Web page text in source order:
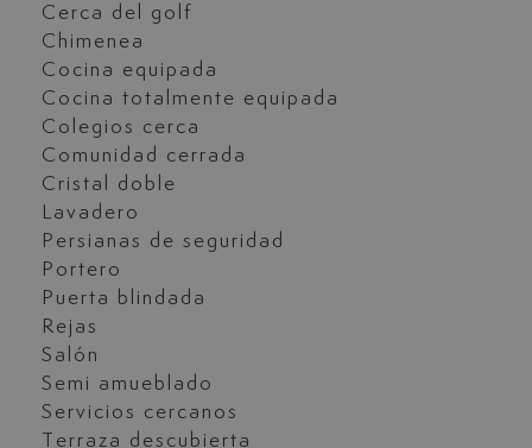
Cerca del golf
Chimenea
Cocina equipada
Cocina totalmente equipada
Colegios cerca
Comunidad cerrada
Cristal doble
Lavadero
Persianas de seguridad
Portero
Puerta blindada
Rejas
Salón
Semi amueblado
Servicios cercanos
Terraza descubierta